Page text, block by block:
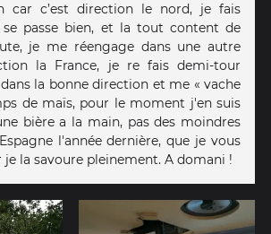
car c’est direction le nord, je fais
passe bien, et la tout content de
je me réengage dans une autre
la France, je re fais demi-tour
la bonne direction et me « vache
de maïs, pour le moment j'en suis
bière a la main, pas des moindres
l'année dernière, que je vous
la savoure pleinement. A domani !